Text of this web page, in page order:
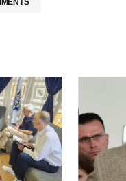
ugrozava nasu
se javljali
su bile
i koje ce
kadar
Shiptar i da nemaju